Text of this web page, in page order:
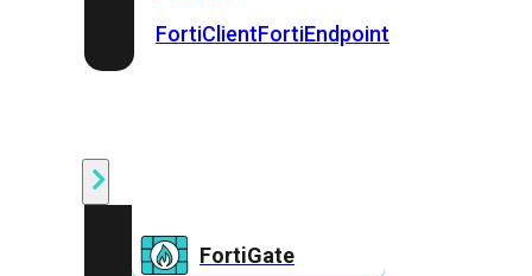
FortiClientFortiEndpoint
FortiGate